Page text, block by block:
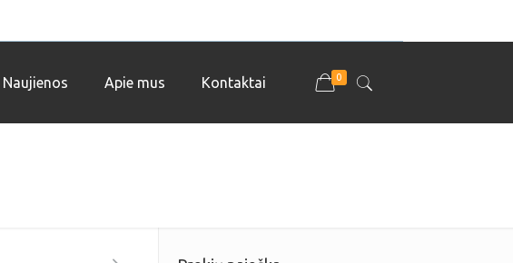
Naujienos Apie mus Kontaktai 0